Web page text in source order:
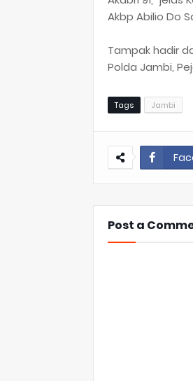
Akbp Abilio Do
Tampak hadir
Polda Jambi,
Tags Jambi
Post a